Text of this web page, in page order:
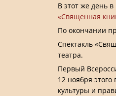
В этот же день
«Священная
По окончании
Спектакль
театра.
Первый
12 ноября
культуры и